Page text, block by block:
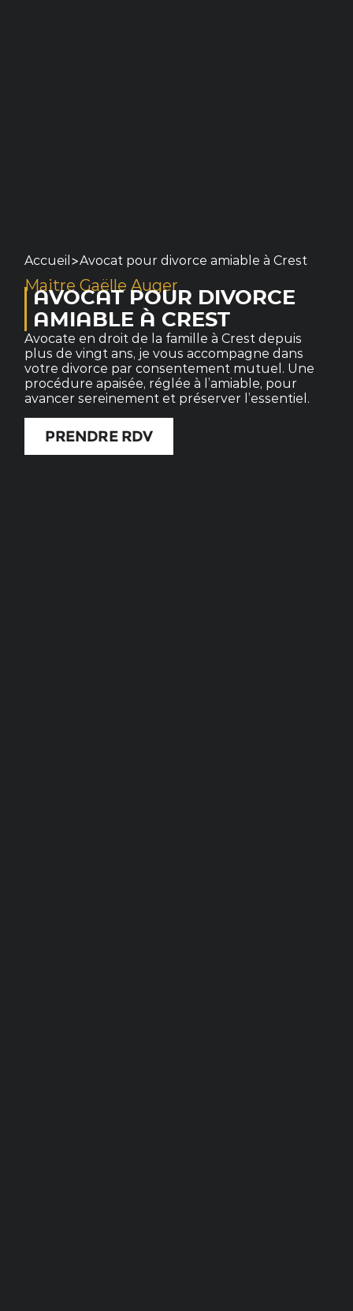
Accueil >Avocat pour divorce amiable à Crest
Maitre Gaëlle Auger
AVOCAT POUR DIVORCE
AMIABLE À CREST
Avocate en droit de la famille à Crest depuis
plus de vingt ans, je vous accompagne dans
votre divorce par consentement mutuel. Une
procédure apaisée, réglée à l’amiable, pour
avancer sereinement et préserver l’essentiel.
PRENDRE RDV